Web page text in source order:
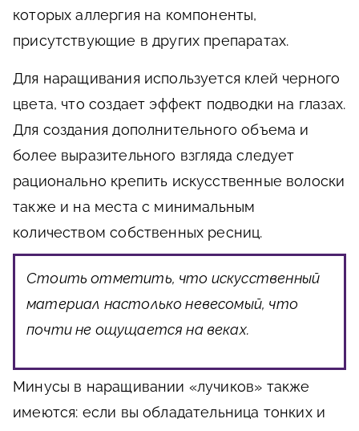
которых аллергия на компоненты,
присутствующие в других препаратах.
Для наращивания используется клей черного
цвета, что создает эффект подводки на глазах.
Для создания дополнительного объема и
более выразительного взгляда следует
рационально крепить искусственные волоски
также и на места с минимальным
количеством собственных ресниц.
Стоить отметить, что искусственный
материал настолько невесомый, что
почти не ощущается на веках.
Минусы в наращивании «лучиков» также
имеются: если вы обладательница тонких и